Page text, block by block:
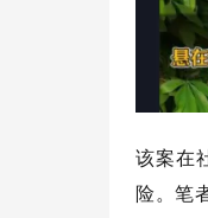
该案在
险。笔